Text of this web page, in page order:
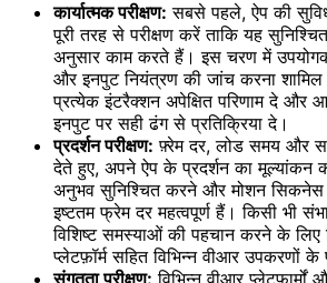
कार्यात्मक परीक्षण: सबसे पहले, ऐप की
पूरी तरह से परीक्षण करें ताकि यह
अनुसार काम करते हैं। इस चरण में
और इनपुट नियंत्रण की जांच करना
प्रत्येक इंटरैक्शन अपेक्षित परिणाम दे और
इनपुट पर सही ढंग से प्रतिक्रिया दे।
प्रदर्शन परीक्षण: फ़्रेम दर, लोड समय और
देते हुए, अपने ऐप के प्रदर्शन का
अनुभव सुनिश्चित करने और मोशन
इष्टतम फ्रेम दर महत्वपूर्ण हैं। किसी भी
विशिष्ट समस्याओं की पहचान करने के
प्लेटफ़ॉर्म सहित विभिन्न वीआर उपकरणों